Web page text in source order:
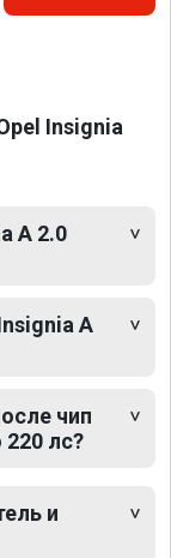
Insignia
A 2.0
A
чип
220 лс?
и